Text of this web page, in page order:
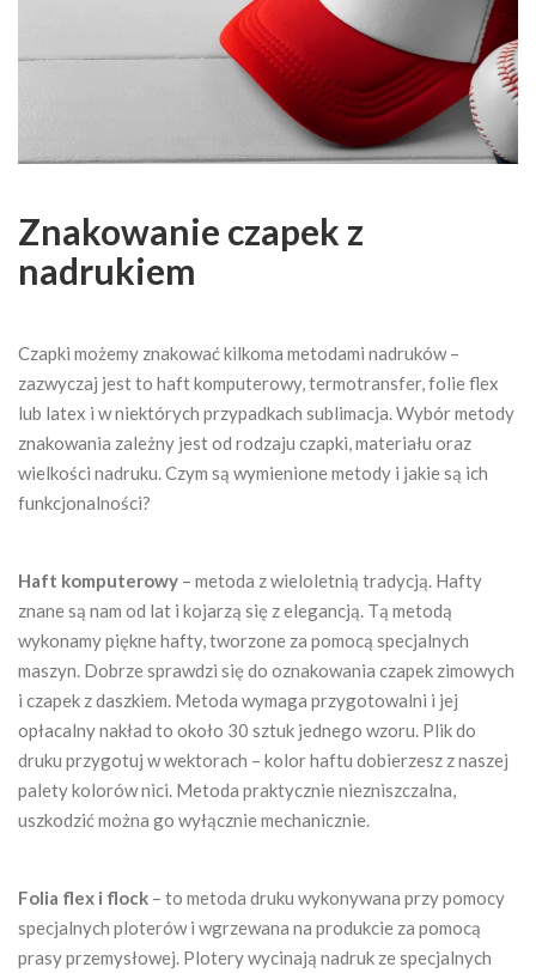
Znakowanie czapek z
nadrukiem
Czapki możemy znakować kilkoma metodami nadruków –
zazwyczaj jest to haft komputerowy, termotransfer, folie flex
lub latex i w niektórych przypadkach sublimacja. Wybór metody
znakowania zależny jest od rodzaju czapki, materiału oraz
wielkości nadruku. Czym są wymienione metody i jakie są ich
funkcjonalności?
Haft komputerowy – metoda z wieloletnią tradycją. Hafty
znane są nam od lat i kojarzą się z elegancją. Tą metodą
wykonamy piękne hafty, tworzone za pomocą specjalnych
maszyn. Dobrze sprawdzi się do oznakowania czapek zimowych
i czapek z daszkiem. Metoda wymaga przygotowalni i jej
opłacalny nakład to około 30 sztuk jednego wzoru. Plik do
druku przygotuj w wektorach – kolor haftu dobierzesz z naszej
palety kolorów nici. Metoda praktycznie niezniszczalna,
uszkodzić można go wyłącznie mechanicznie.
Folia flex i flock – to metoda druku wykonywana przy pomocy
specjalnych ploterów i wgrzewana na produkcie za pomocą
prasy przemysłowej. Plotery wycinają nadruk ze specjalnych